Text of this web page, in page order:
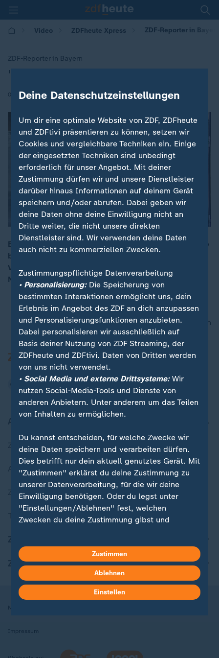
Video ZDFheute Xpress ZDF-Reporter in
ZDF-Reporter in Bayern
:"Lage in München wieder entspannt“
09.01.2026 | 09:00
Bayern war in den Morgenstunden von extremer Glätte
betroffen. Es gab zwar Unfälle, ein großes
Verkehrschaos blieb aber aus, so ZDF-Reporter Moritz
Neuß.
nach oben
Zuletzt veröffentlicht
Aktuelle Sendungs-Videos
ZDFheute Stories
Themen im Überblick
ZDFheute Apps
Nutzungsbedingungen
Impressum
Deine Datenschutzeinstellungen
Um dir eine optimale Website von ZDF, ZDFheute
und ZDFtivi präsentieren zu können, setzen wir
Cookies und vergleichbare Techniken ein. Einige
der eingesetzten Techniken sind unbedingt
erforderlich für unser Angebot. Mit deiner
Zustimmung dürfen wir und unsere Dienstleister
darüber hinaus Informationen auf deinem Gerät
speichern und/oder abrufen. Dabei geben wir
deine Daten ohne deine Einwilligung nicht an
Dritte weiter, die nicht unsere direkten
Dienstleister sind. Wir verwenden deine Daten
auch nicht zu kommerziellen Zwecken.
Zustimmungspflichtige Datenverarbeitung
• Personalisierung:Die Speicherung von
bestimmten Interaktionen ermöglicht uns, dein
Erlebnis im Angebot des ZDF an dich anzupassen
und Personalisierungsfunktionen anzubieten.
Dabei personalisieren wir ausschließlich auf
Basis deiner Nutzung von ZDF Streaming, der
ZDFheute und ZDFtivi. Daten von Dritten werden
von uns nicht verwendet.
• Social Media und externe Drittsysteme:Wir
nutzen Social-Media-Tools und Dienste von
anderen Anbietern. Unter anderem um das Teilen
von Inhalten zu ermöglichen.
Du kannst entscheiden, für welche Zwecke wir
deine Daten speichern und verarbeiten dürfen.
Dies betrifft nur dein aktuell genutztes Gerät. Mit
"Zustimmen" erklärst du deine Zustimmung zu
unserer Datenverarbeitung, für die wir deine
Einwilligung benötigen. Oder du legst unter
"Einstellungen/Ablehnen" fest, welchen
Zwecken du deine Zustimmung gibst und
in deinen Einstellungen widerrufen oder ändern.
Hier findest du das Impressum.
Weitere Informationen findest du in unserer
Datenschutzerklärung.
Zustimmen
Ablehnen
Einstellen